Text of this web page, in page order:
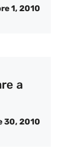
1, 2010
a
30, 2010